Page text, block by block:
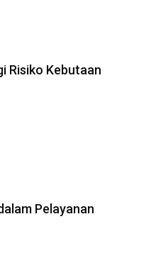
Risiko Kebutaan
Pelayanan